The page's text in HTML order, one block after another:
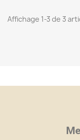
Affichage 1-3 de 3